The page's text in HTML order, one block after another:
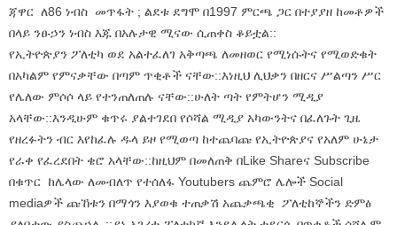
ጃዋር ለ86 ነብስ መጥፋት ; ልደቱ ደግሞ በ1997 ምርጫ ጋር በተያያዘ ከመቶዎች
በላይ ንፁኃን ነብስ እጁ በአሉታዊ ሚናው ሲጠቀስ ቆይቷል::
የኢትዮጵያን ፖለቲካ ወደ አልተፈለገ አቅጣጫ ለመዘወር የሚነሱትና የሚወድቁት
በአካልም የምናቃቸው በጣም ጥቂቶች ናቸው::እነዚህ ሊህቃን በዘርና ሥልጣን ሥር
የሌለው ምሶሶ ላይ የተንጠለጠሉ ናቸው::ሁለት ጣት የምትሆን ሚዲያ
አላቸው::እንዲሁም ቁጥሩ ያልተገደበ የሶሻል ሚዲያ አካውንትና በፈለጉት ጊዜ
የዘረፉትን ብር እየከፈሉ ዱላ ይዞ የሚወጣ ከተጨባጩ የኢትዮጵያና የአለም ሁኔታ
የራቀ የፈረደበት ቄሮ አላቸው::ከዚህም በመለጠቅ በLike Shareና Subscribe
በቁጥር ከሌላው ለመብለጥ የተሰለፋ Youtubers ጨምሮ ሌሎች Social
mediaዎች ጩኸቱን በማጎን እያወቁ ተጠቃሽ አጨቃጫቂ ፖለቲከኞችን ድምፅ